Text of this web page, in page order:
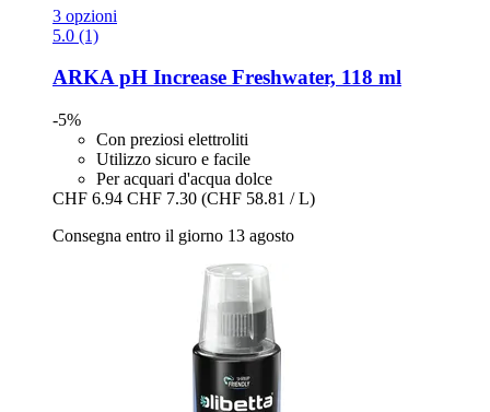
3 opzioni
5.0 (1)
ARKApH Increase Freshwater, 118 ml
-5%
Con preziosi elettroliti
Utilizzo sicuro e facile
Per acquari d'acqua dolce
CHF 6.94 CHF 7.30 (CHF 58.81 / L)
Consegna entro il giorno 13 agosto